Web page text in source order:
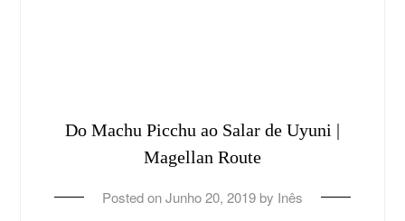
Do Machu Picchu ao Salar de Uyuni |
Magellan Route
Posted onJunho 20, 2019 by Inês